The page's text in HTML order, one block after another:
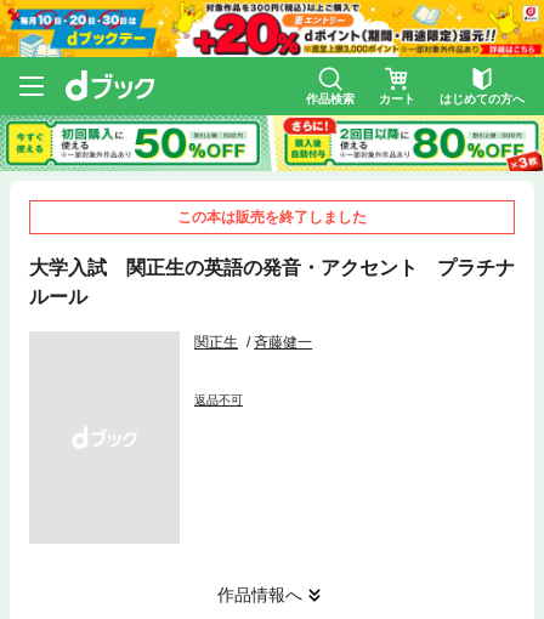
作品検索 カート はじめての方へ
この本は販売を終了しました
大学入試 関正生の英語の発音・アクセント プラチナ
ルール
関正生 斉藤健一
返品不可
作品情報へ